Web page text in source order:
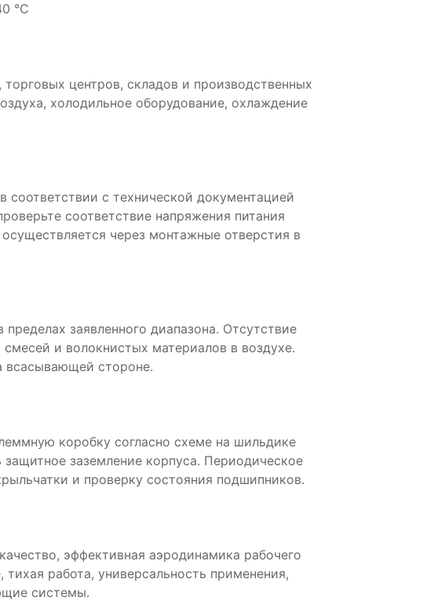
°C
центров, складов и производственных
холодильное оборудование, охлаждение
соответствии с технической документацией
соответствие напряжения питания
через монтажные отверстия в
заявленного диапазона. Отсутствие
и волокнистых материалов в воздухе.
всасывающей стороне.
коробку согласно схеме на шильдике
защитное заземление корпуса. Периодическое
и проверку состояния подшипников.
эффективная аэродинамика рабочего
тихая работа, универсальность применения,
системы.